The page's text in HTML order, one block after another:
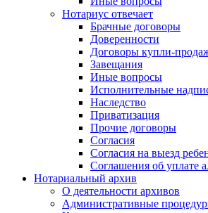
Нотариус отвечает
Брачные договоры
Доверенности
Договоры купли-
Завещания
Иные вопросы
Исполнительные
Наследство
Приватизация
Прочие договоры
Согласия
Согласия на выезд
Соглашения об уплате
Нотариальный архив
О деятельности архивов
Административные